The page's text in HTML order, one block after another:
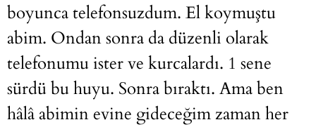
boyunca telefonsuzdum. El koymuştu
abim. Ondan sonra da düzenli olarak
telefonumu ister ve kurcalardı. 1 sene
sürdü bu huyu. Sonra bıraktı. Ama ben
hâlâ abimin evine gideceğim zaman her